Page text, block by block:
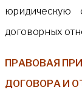
юридическую
договорных
ПРАВОВАЯ
ДОГОВОРА И